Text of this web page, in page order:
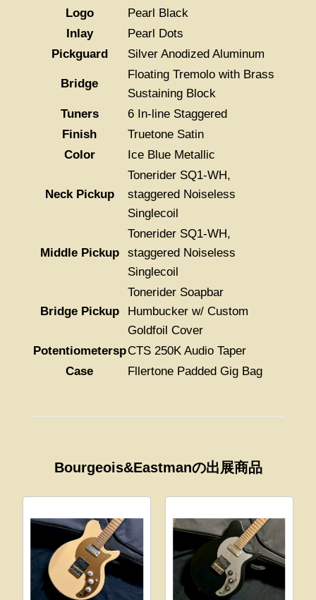
Logo
Pearl Black
Inlay
Pearl Dots
Pickguard
Silver Anodized Aluminum
Bridge
Floating Tremolo with Brass
Sustaining Block
Tuners
6 In-line Staggered
Finish
Truetone Satin
Color
Ice Blue Metallic
Neck Pickup
Tonerider SQ1-WH,
staggered Noiseless
Singlecoil
Middle Pickup
Tonerider SQ1-WH,
staggered Noiseless
Singlecoil
Bridge Pickup
Tonerider Soapbar
Humbucker w/ Custom
Goldfoil Cover
PotentiometerspCTS 250K Audio Taper
Case
Fllertone Padded Gig Bag
Bourgeois&Eastmanの出展商品